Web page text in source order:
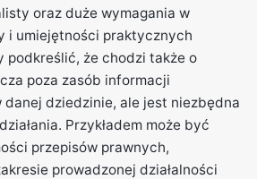
oraz duże wymagania w
i umiejętności praktycznych
podkreślić, że chodzi także o
poza zasób informacji
dziedzinie, ale jest niezbędna
Przykładem może być
przepisów prawnych,
prowadzonej działalności